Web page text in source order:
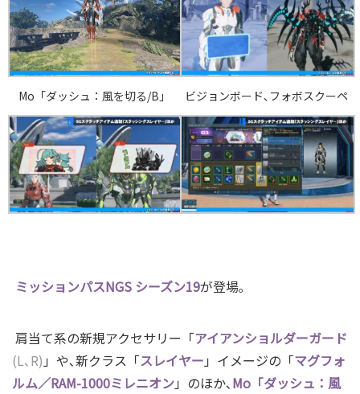
Mo「ダッシュ：風を切る/B」 ビジョンボード､フォボスクーペ
ミッションパスNGS シーズン19が登場｡
肩当て系の新規アクセサリー「アイアンショルダーガード
(L､R) 」や､新クラス「スレイヤー 」イメージの「マグフォ
ルム／RAM-1000ミレニオン」のほか､Mo「ダッシュ：風